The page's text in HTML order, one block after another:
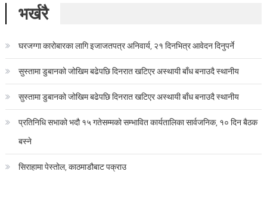
भर्खरै
घरजग्गा कारोबारका लागि इजाजतपत्र अनिवार्य, २१ दिनभित्र आवेदन दिनुपर्ने
सुस्तामा डुबानको जोखिम बढेपछि दिनरात खटिएर अस्थायी बाँध बनाउदै स्थानीय
सुस्तामा डुबानको जोखिम बढेपछि दिनरात खटिएर अस्थायी बाँध बनाउदै स्थानीय
प्रतिनिधि सभाको भदौ १५ गतेसम्मको सम्भावित कार्यतालिका सार्वजनिक, १० दिन बैठक
बस्ने
सिराहामा पेस्तोल, काठमाडौबाट पक्राउ